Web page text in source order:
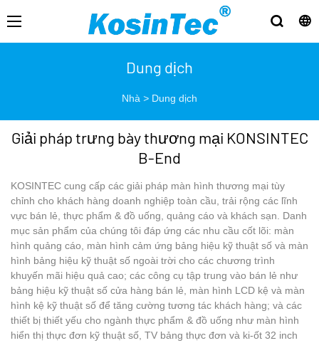
Dung dịch
Nhà > Dung dịch
Giải pháp trưng bày thương mại KONSINTEC
B-End
KOSINTEC cung cấp các giải pháp màn hình thương mại tùy
chỉnh cho khách hàng doanh nghiệp toàn cầu, trải rộng các lĩnh
vực bán lẻ, thực phẩm & đồ uống, quảng cáo và khách sạn. Danh
mục sản phẩm của chúng tôi đáp ứng các nhu cầu cốt lõi: màn
hình quảng cáo, màn hình cảm ứng bảng hiệu kỹ thuật số và màn
hình bảng hiệu kỹ thuật số ngoài trời cho các chương trình
khuyến mãi hiệu quả cao; các công cụ tập trung vào bán lẻ như
bảng hiệu kỹ thuật số cửa hàng bán lẻ, màn hình LCD kệ và màn
hình kệ kỹ thuật số để tăng cường tương tác khách hàng; và các
thiết bị thiết yếu cho ngành thực phẩm & đồ uống như màn hình
hiển thị thực đơn kỹ thuật số, TV bảng thực đơn và ki-ốt 32 inch